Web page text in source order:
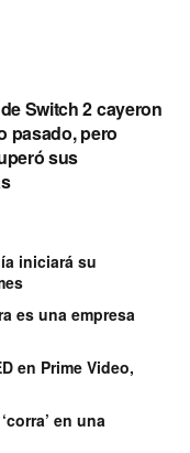
Switch 2 cayeron
pasado, pero
sus
iniciará su
es una empresa
en Prime Video,
en una